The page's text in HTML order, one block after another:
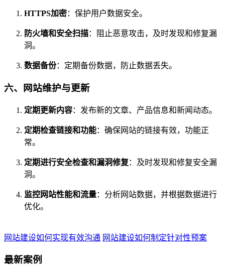
HTTPS加密：保护用户数据安全。
防火墙和安全扫描：阻止恶意攻击，及时发现和修复漏
洞。
数据备份：定期备份数据，防止数据丢失。
六、网站维护与更新
定期更新内容：发布新的文章、产品信息和新闻动态。
定期检查链接和功能：确保网站的链接有效，功能正
常。
定期进行安全检查和漏洞修复 ：及时发现和修复安全漏
洞。
监控网站性能和流量：分析网站数据，并根据数据进行
优化。
网站建设如何实现有效沟通 网站建设如何制定针对性预案
最新案例